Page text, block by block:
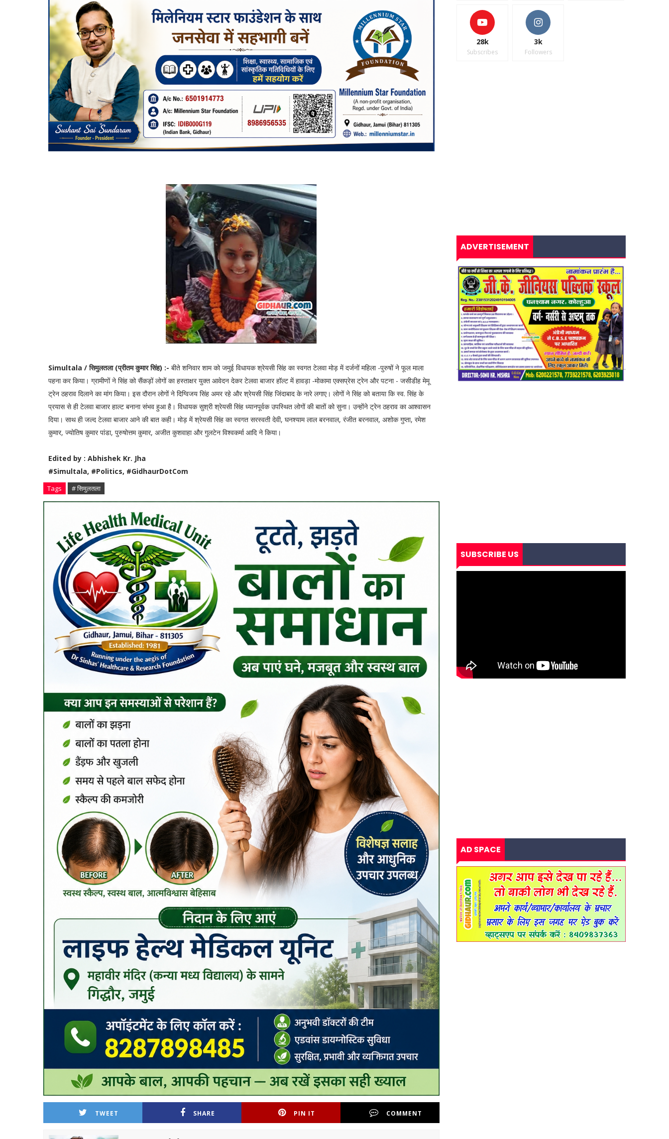
Simultala / सिमुलतला (प्रीतम कुमार सिंह) :- बीते शनिवार शाम को जमुई विधायक श्रेयसी सिंह का स्वगत टेलवा मोड़ में दर्जनों महिला -पुरुषों ने फूल माला
पहना कर किया। ग्रामीणों ने सिंह को सैंकड़ों लोगों का हस्ताक्षर युक्त आवेदन देकर टेलवा बाजार हॉल्ट में हावड़ा -मोकामा एक्सप्रेस ट्रेन और पटना - जसीडीह मेमू
ट्रेन ठहराव दिलाने का मांग किया। इस दौरान लोगों ने दिग्विजय सिंह अमर रहे और श्रेयसी सिंह जिंदाबाद के नारे लगाए। लोगों ने सिंह को बताया कि स्व. सिंह के
प्रयास से ही टेलवा बाजार हाल्ट बनाना संभव हुआ है। विधायक सुश्री श्रेयसी सिंह ध्यानपूर्वक उपस्थित लोगों की बातों को सुना। उन्होंने ट्रेन ठहराव का आश्वासन
दिया। साथ ही जल्द टेलवा बाजार आने की बात कही। मोड़ में श्रेयसी सिंह का स्वगत सरस्वती देवी, घनश्याम लाल बरनवाल, रंजीत बरनवाल, अशोक गुप्ता, रमेश
कुमार, ज्योतिष कुमार पांडा, पुरुषोत्तम कुमार, अजीत कुशवाहा और गुलटेन विश्वकर्मा आदि ने किया।
Edited by : Abhishek Kr. Jha
#Simultala, #Politics, #GidhaurDotCom
Tags # सिमुलतला
TWEET SHARE PIN IT COMMENT
28k
Subscribes
3k
Followers
ADVERTISEMENT
SUBSCRIBE US
AD SPACE